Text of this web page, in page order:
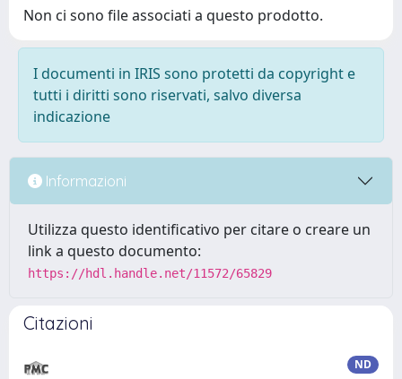
Non ci sono file associati a questo prodotto.
I documenti in IRIS sono protetti da copyright e
tutti i diritti sono riservati, salvo diversa
indicazione
Informazioni
Utilizza questo identificativo per citare o creare un
link a questo documento:
https://hdl.handle.net/11572/65829
Citazioni
ND